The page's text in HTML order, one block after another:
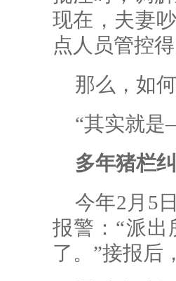
现在，夫妻
点人员管控
那么，如
“其实就
多年猪栏
今年2月5
报警：“派
了。”接报后